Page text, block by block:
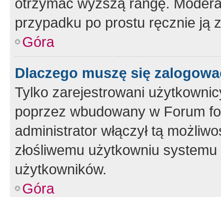
przypadku po prostu ręcznie ją
Góra
Dlaczego muszę się
Tylko zarejestrowani
poprzez wbudowany w Forum
administrator włączył tą
złośliwemu użytkowniu
użytkowników.
Góra